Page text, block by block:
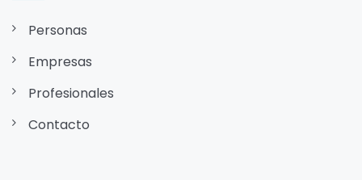
Personas
Empresas
Profesionales
Contacto